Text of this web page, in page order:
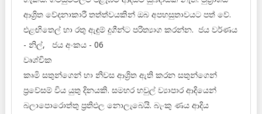
ආශ්‍රිත වේදනාකාරී තත්ත්වයකින් ඔබ අපහසුතාවයට පත් වේ.
එළඟිතෙල් හා රතු ඇඳුම් දුගීන්ට පරිත්‍යාග කරන්න. ජය වර්ණය
- නිල්, ජය අංකය - 06
වෘශ්චික
කෘමි සතුන්ගෙන් හා නිවස ආශ්‍රිත ඇති කරන සතුන්ගෙන්
ප්‍රවේසම් විය යුතු දිනයකි. සමහර හවුල් ව්‍යාපාර ආදියෙන්
බලාපොරොත්තු ප්‍රතිඵල නොලැබෙයි. බැංකු ණය ආදිය